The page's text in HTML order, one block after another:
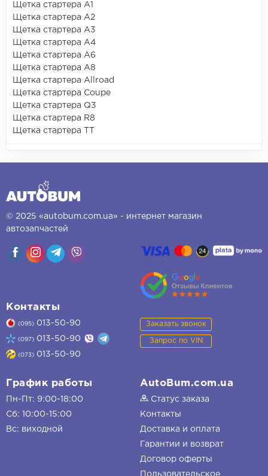
Щетка стартера A1
Щетка стартера A2
Щетка стартера A3
Щетка стартера A4
Щетка стартера A6
Щетка стартера A8
Щетка стартера Allroad
Щетка стартера Coupe
Щетка стартера Q3
Щетка стартера R8
Щетка стартера TT
© 2025 «autobum.com.ua» - интернет магазин
автозапчастей
Контакты
(095) 013-50-90
(097) 013-50-90
(073) 013-50-90
Заказать звонок
Запрос по VIN
График работы
Пн-Пт: 9:00-18:00
Сб: 10:00-15:00
Вс: виходной
AutoBum.com.ua
Статус заказа
Контакты
Доставка и оплата
Гарантии и возврат
Договор оферты
Пользовательское